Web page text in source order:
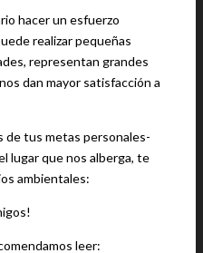
hacer un esfuerzo
realizar pequeñas
representan grandes
dan mayor satisfacción a
de tus metas personales-
lugar que nos alberga, te
ambientales:
leer: